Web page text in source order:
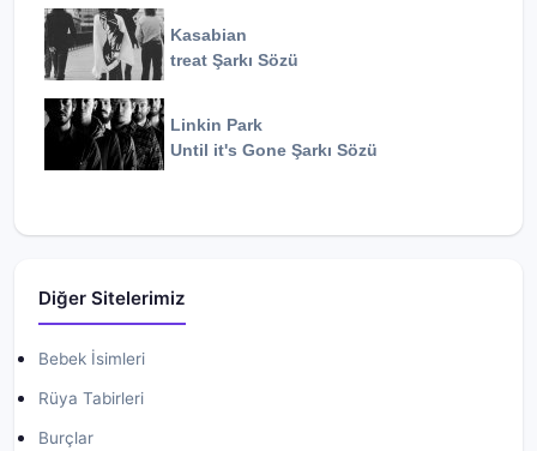
Kasabian
treat Şarkı Sözü
Linkin Park
Until it's Gone Şarkı Sözü
Diğer Sitelerimiz
Bebek İsimleri
Rüya Tabirleri
Burçlar